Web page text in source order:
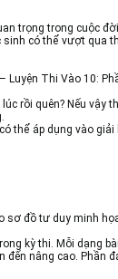
trọng trong cuộc
có thể vượt qua
Luyện Thi Vào 10:
rồi quên? Nếu
thể áp dụng vào
đồ tư duy minh
kỳ thi. Mỗi dạng
nâng cao. Phần